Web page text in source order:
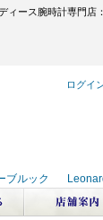
ィース腕時計専門店：